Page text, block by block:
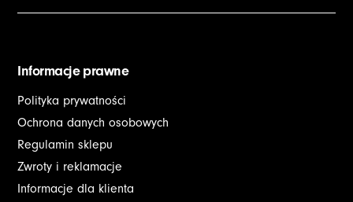
Informacje prawne
Polityka prywatności
Ochrona danych osobowych
Regulamin sklepu
Zwroty i reklamacje
Informacje dla klienta